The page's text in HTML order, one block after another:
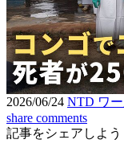
2026/06/24 NTD ワ
share comments
記事をシェアしよう